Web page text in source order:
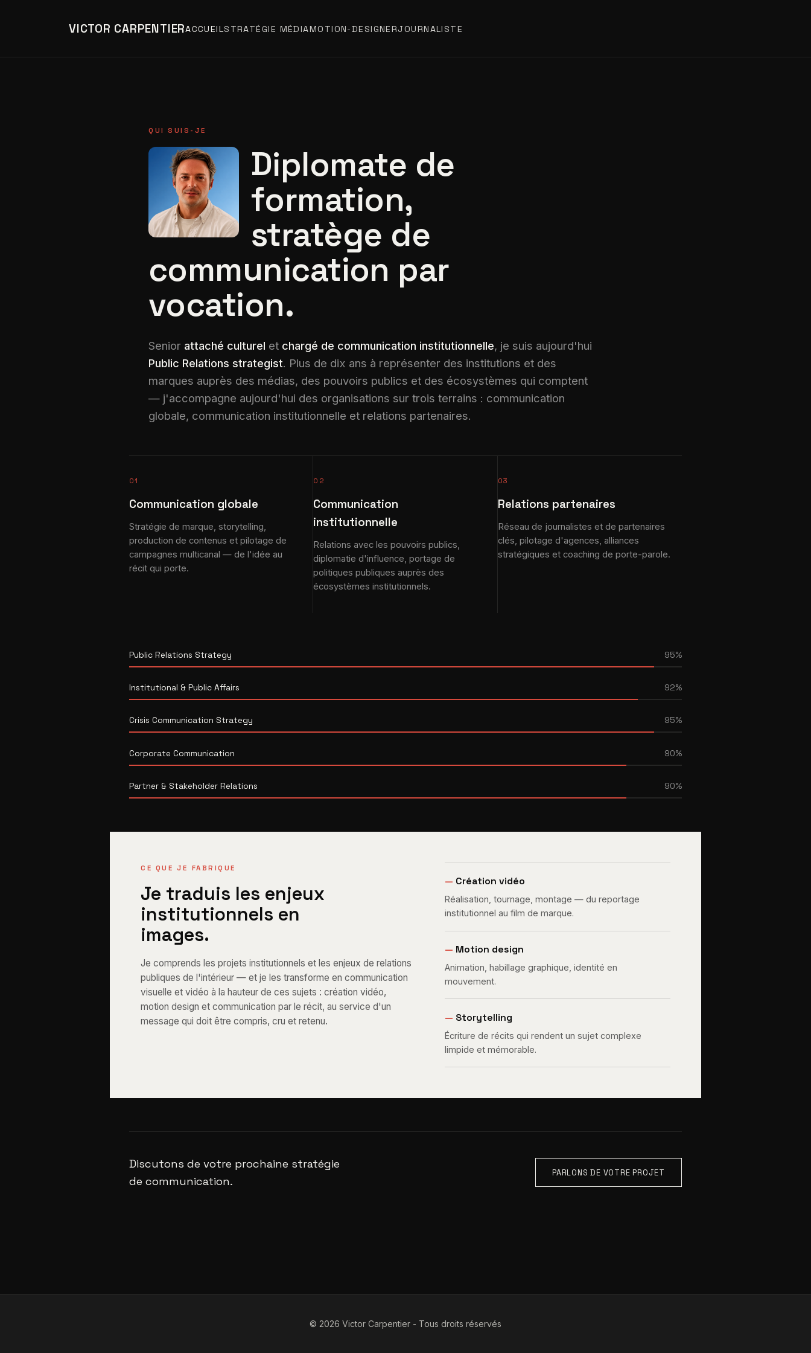
VICTOR CARPENTIERACCUEILSTRATÉGIE MÉDIAMOTION-DESIGNERJOURNALISTE
QUI SUIS-JE
Diplomate de
formation,
stratège de
communication par
vocation.
Senior attaché culturel et chargé de communication institutionnelle, je suis aujourd'hui
Public Relations strategist. Plus de dix ans à représenter des institutions et des
marques auprès des médias, des pouvoirs publics et des écosystèmes qui comptent
— j'accompagne aujourd'hui des organisations sur trois terrains : communication
globale, communication institutionnelle et relations partenaires.
01
Communication globale
Stratégie de marque, storytelling,
production de contenus et pilotage de
campagnes multicanal — de l'idée au
récit qui porte.
02
Communication
institutionnelle
Relations avec les pouvoirs publics,
diplomatie d'influence, portage de
politiques publiques auprès des
écosystèmes institutionnels.
03
Relations partenaires
Réseau de journalistes et de partenaires
clés, pilotage d'agences, alliances
stratégiques et coaching de porte-parole.
Public Relations Strategy 95%
Institutional & Public Affairs 92%
Crisis Communication Strategy 95%
Corporate Communication 90%
Partner & Stakeholder Relations 90%
CE QUE JE FABRIQUE
Je traduis les enjeux
institutionnels en
images.
Je comprends les projets institutionnels et les enjeux de relations
publiques de l'intérieur — et je les transforme en communication
visuelle et vidéo à la hauteur de ces sujets : création vidéo,
motion design et communication par le récit, au service d'un
message qui doit être compris, cru et retenu.
— Création vidéo
Réalisation, tournage, montage — du reportage
institutionnel au film de marque.
— Motion design
Animation, habillage graphique, identité en
mouvement.
— Storytelling
Écriture de récits qui rendent un sujet complexe
limpide et mémorable.
Discutons de votre prochaine stratégie
de communication.
PARLONS DE VOTRE PROJET
© 2026 Victor Carpentier - Tous droits réservés